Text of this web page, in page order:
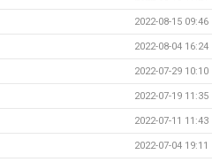
2022-08-15 09:46
2022-08-04 16:24
2022-07-29 10:10
2022-07-19 11:35
2022-07-11 11:43
2022-07-04 19:11